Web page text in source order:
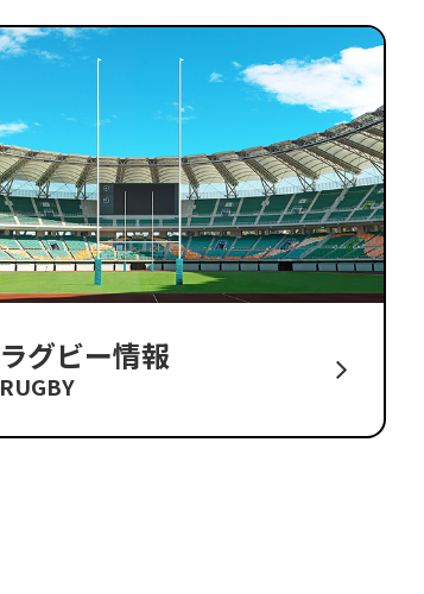
ラグビー情報
RUGBY